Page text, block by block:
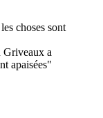
a
apaisées"